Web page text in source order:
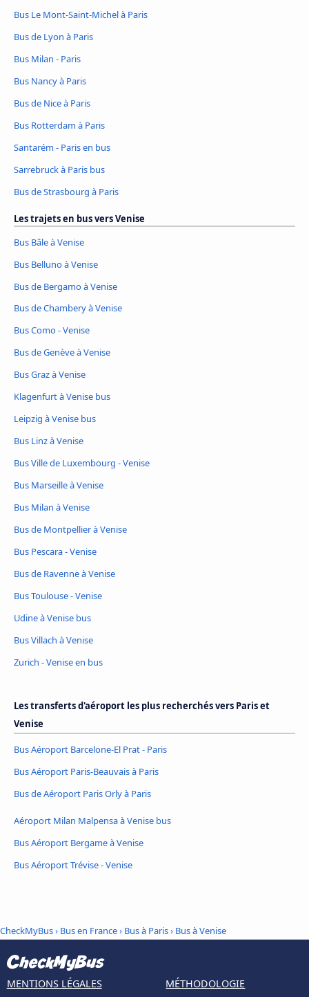
Bus Le Mont-Saint-Michel à Paris
Bus de Lyon à Paris
Bus Milan - Paris
Bus Nancy à Paris
Bus de Nice à Paris
Bus Rotterdam à Paris
Santarém - Paris en bus
Sarrebruck à Paris bus
Bus de Strasbourg à Paris
Les trajets en bus vers Venise
Bus Bâle à Venise
Bus Belluno à Venise
Bus de Bergamo à Venise
Bus de Chambery à Venise
Bus Como - Venise
Bus de Genève à Venise
Bus Graz à Venise
Klagenfurt à Venise bus
Leipzig à Venise bus
Bus Linz à Venise
Bus Ville de Luxembourg - Venise
Bus Marseille à Venise
Bus Milan à Venise
Bus de Montpellier à Venise
Bus Pescara - Venise
Bus de Ravenne à Venise
Bus Toulouse - Venise
Udine à Venise bus
Bus Villach à Venise
Zurich - Venise en bus
Les transferts d'aéroport les plus recherchés vers Paris et
Venise
Bus Aéroport Barcelone-El Prat - Paris
Bus Aéroport Paris-Beauvais à Paris
Bus de Aéroport Paris Orly à Paris
Aéroport Milan Malpensa à Venise bus
Bus Aéroport Bergame à Venise
Bus Aéroport Trévise - Venise
CheckMyBus› Bus en France› Bus à Paris› Bus à Venise
MENTIONS LÉGALES MÉTHODOLOGIE